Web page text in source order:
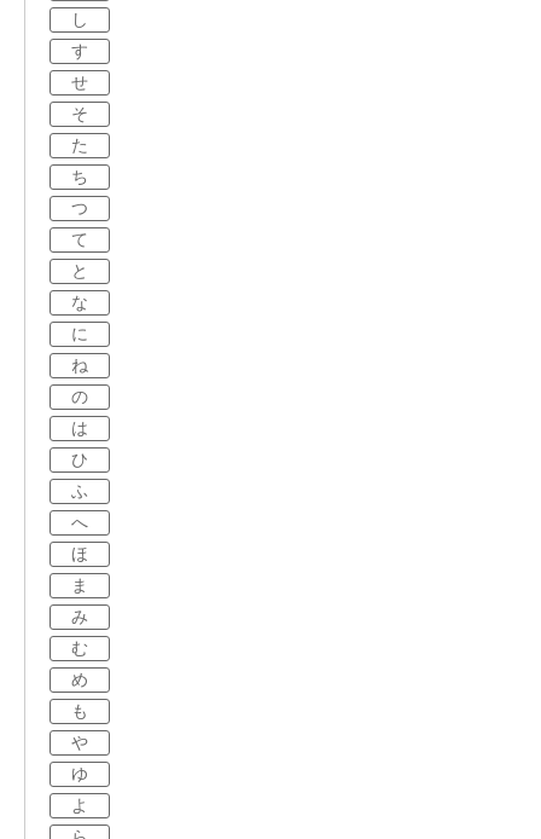
し
す
せ
そ
た
ち
つ
て
と
な
に
ね
の
は
ひ
ふ
へ
ほ
ま
み
む
め
も
や
ゆ
よ